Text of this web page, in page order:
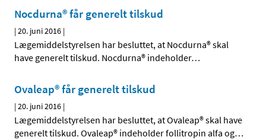
Nocdurna® får generelt tilskud
|20. juni 2016 |
Lægemiddelstyrelsen har besluttet, at Nocdurna® skal
have generelt tilskud. Nocdurna® indeholder…
Ovaleap® får generelt tilskud
|20. juni 2016 |
Lægemiddelstyrelsen har besluttet, at Ovaleap® skal have
generelt tilskud. Ovaleap® indeholder follitropin alfa og…